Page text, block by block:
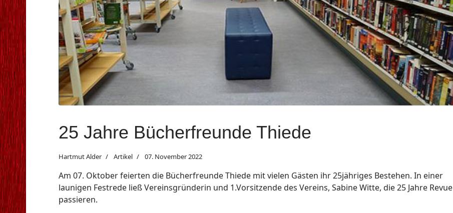
25 Jahre Bücherfreunde Thiede
Hartmut Alder Artikel 07. November 2022
Am 07. Oktober feierten die Bücherfreunde Thiede mit vielen Gästen ihr 25jähriges Bestehen. In einer
launigen Festrede ließ Vereinsgründerin und 1.Vorsitzende des Vereins, Sabine Witte, die 25 Jahre Revue
passieren.